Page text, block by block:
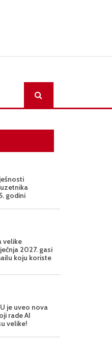
godini
velike
2027. gasi
koju koriste
je uveo nova
rade AI
velike!